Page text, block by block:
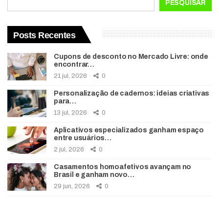
PESQUISAR
Posts Recentes
Cupons de desconto no Mercado Livre: onde
encontrar…
21 jul, 2026 0
Personalização de cadernos: ideias criativas
para…
13 jul, 2026 0
Aplicativos especializados ganham espaço
entre usuários…
2 jul, 2026 0
Casamentos homoafetivos avançam no
Brasil e ganham novo…
29 jun, 2026 0